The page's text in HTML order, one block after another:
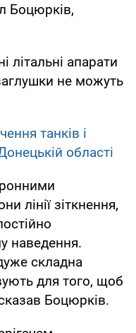
Боцюрків,
літальні апарати
не можуть
танків і
області
лінії зіткнення,
наведення.
складна
для того, щоб
Боцюрків.